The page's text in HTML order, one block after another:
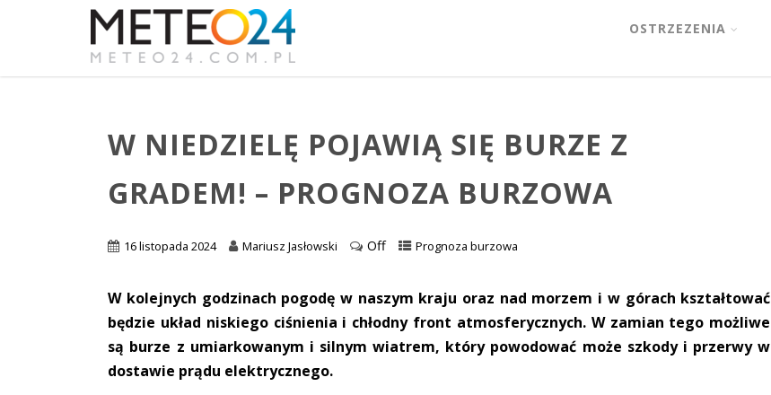
OSTRZEZENIA
W NIEDZIELĘ POJAWIĄ SIĘ BURZE Z
GRADEM! – PROGNOZA BURZOWA
16 listopada 2024 Mariusz Jasłowski Off Prognoza burzowa
W kolejnych godzinach pogodę w naszym kraju oraz nad morzem i w górach kształtować
będzie układ niskiego ciśnienia i chłodny front atmosferycznych. W zamian tego możliwe
są burze z umiarkowanym i silnym wiatrem, który powodować może szkody i przerwy w
dostawie prądu elektrycznego.